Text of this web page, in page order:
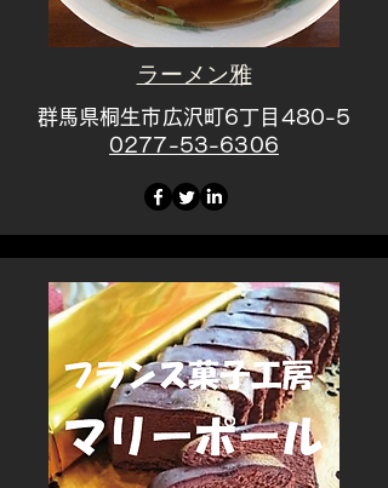
ラーメン雅
群馬県桐生市広沢町6丁目480-5
​0277-53-6306